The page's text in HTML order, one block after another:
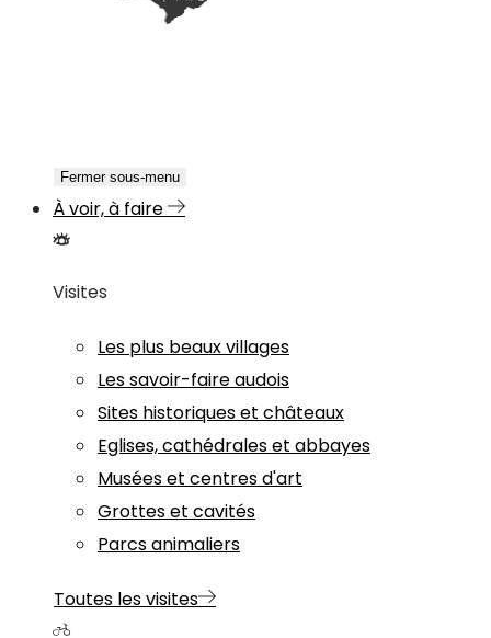
Fermer sous-menu
À voir, à faire
Visites
Les plus beaux villages
Les savoir-faire audois
Sites historiques et châteaux
Eglises, cathédrales et abbayes
Musées et centres d'art
Grottes et cavités
Parcs animaliers
Toutes les visites